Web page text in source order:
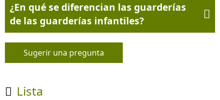
¿En qué se diferencian las guarderías
de las guarderías infantiles?

Sugerir una pregunta
 Lista